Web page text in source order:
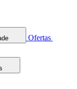
Ofertas